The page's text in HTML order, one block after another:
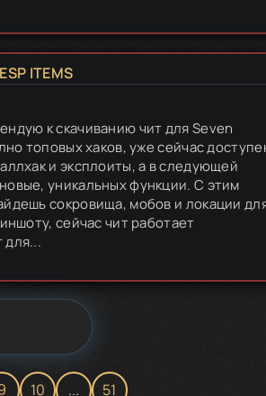
ITEMS
к скачиванию чит для Seven
топовых хаков, уже сейчас
и эксплоиты, а в следующей
уникальных функции. С этим
сокровища, мобов и локации
сейчас чит работает
для...
10 ... 51